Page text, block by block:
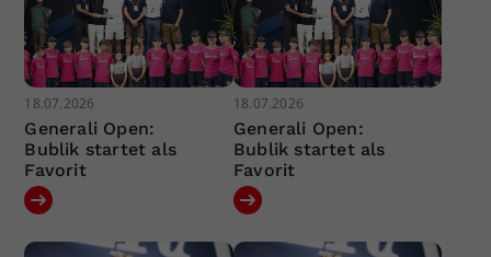
18.07.2026
Generali Open:
Bublik startet als
Favorit
18.07.2026
Generali Open:
Bublik startet als
Favorit